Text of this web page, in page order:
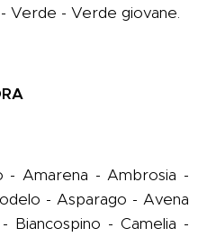
Verde - Verde giovane.
Amarena - Ambrosia -
- Asparago - Avena
Biancospino - Camelia -